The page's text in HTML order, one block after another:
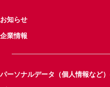
お知らせ
企業情報
パーソナルデータ（個人情報など